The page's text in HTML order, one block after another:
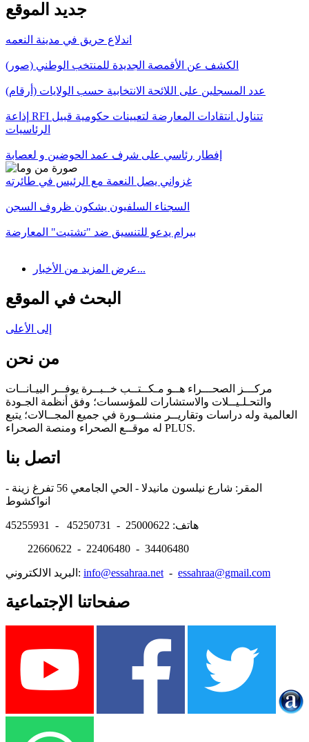
جديد الموقع
اندلاع حريق في مدينة النعمه
الكشف عن الأقمصة الجديدة للمنتخب الوطني (صور)
عدد المسجلين على اللائحة الانتخابية حسب الولايات (أرقام)
إذاعة RFI تتناول انتقادات المعارضة لتعيينات حكومية قبيل
الرئاسيات
إفطار رئاسي على شرف عمد الحوضين و لعصابة
غزواني يصل النعمة مع الرئيس في طائرته
السجناء السلفيون يشكون ظروف السجن
بيرام يدعو للتنسيق ضد "تشتيت" المعارضة
عرض المزيد من الأخبار...
البحث في الموقع
إلى الأعلى
من نحن
مركـــز الصحـــراء هــو مـكــتــب خــبــرة يوفــر البيـانــات
والتحـلـيــلات والاستشارات للمؤسسات؛ وفق أنظمة الجـودة
العالمية وله دراسات وتقاريــر منشــورة في جميع المجــالات؛ يتبع
له موقــع الصحراء ومنصة الصحراء PLUS.
اتصل بنا
المقر: شارع نيلسون مانيدلا - الحي الجامعي 56 تفرغ زينة -
هاتف: 25000622 - 45250731 - 45255931
22660622 - 22406480 - 34406480
البريد الالكتروني: info@essahraa.net - essahraa@gmail.com
صفحاتنا الإجتماعية